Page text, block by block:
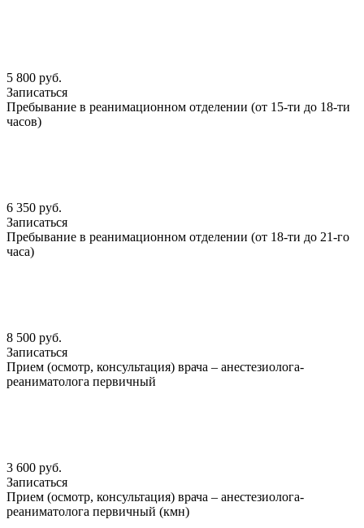
5 800 руб.
Записаться
Пребывание в реанимационном отделении (от 15-ти до 18-ти
часов)
6 350 руб.
Записаться
Пребывание в реанимационном отделении (от 18-ти до 21-го
часа)
8 500 руб.
Записаться
Прием (осмотр, консультация) врача – анестезиолога-
реаниматолога первичный
3 600 руб.
Записаться
Прием (осмотр, консультация) врача – анестезиолога-
реаниматолога первичный (кмн)